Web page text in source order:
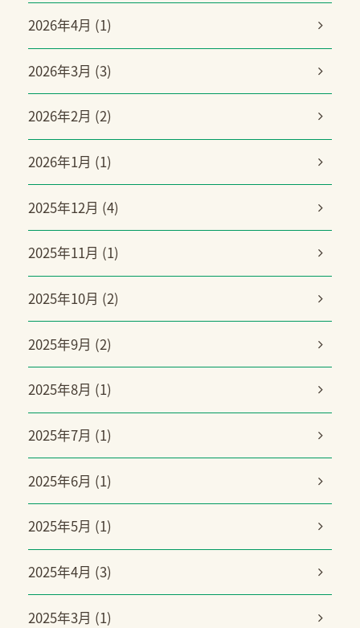
2026年4月 (1)
2026年3月 (3)
2026年2月 (2)
2026年1月 (1)
2025年12月 (4)
2025年11月 (1)
2025年10月 (2)
2025年9月 (2)
2025年8月 (1)
2025年7月 (1)
2025年6月 (1)
2025年5月 (1)
2025年4月 (3)
2025年3月 (1)